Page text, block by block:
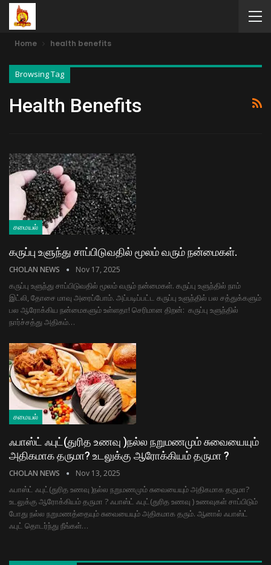
Home health benefits
Browsing Tag
Health Benefits
சமையல்
கருப்பு உளுந்து சாப்பிடுவதில் மூலம் வரும் நன்மைகள்.
CHOLAN NEWS Nov 17, 2025
கருப்பு உளுந்து சாப்பிடுவதில் மூலம் வரும் நன்மைகள். கருப்பு உளுந்தில் நாம்
இட்லி, தோசை மாவு அரைப்போம். அப்படிப்பட்ட கருப்பு உளுந்தில் பல சத்துக்களும்
பல ஆரோக்கிய நன்மைகளும் உள்ளதா! செரிமான திறன்: கருப்பு உளுந்தில்
நார்ச்சத்து அதிகம்…
சமையல்
ஃபாஸ்ட் ஃபுட்(துரித உணவு )நல்ல நறுமணமும் சுவையையும்
அதிகமாக தருமா? உடலுக்கு ஆரோக்கியம் தருமா ?
CHOLAN NEWS Nov 13, 2025
ஃபாஸ்ட் ஃபுட்(துரித உணவு )நல்ல நறுமணமும் சுவையையும் அதிகமாக தருமா?
உடலுக்கு ஆரோக்கியம் தருமா ? ஃபாஸ்ட் ஃபுட்(துரித உணவு ) உணவுகள் சாப்பிடும்
போது நல்ல நறுமணத்தையும் சுவையையும் அதிகமாக தரும். ஆனால் ஃபாஸ்ட்
ஃபுட் தொடர்ந்து நீங்கள்…